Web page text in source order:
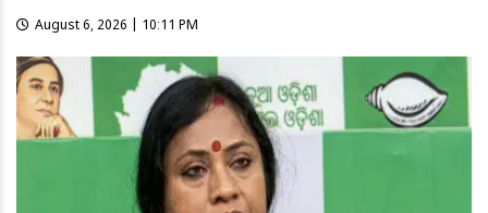
August 6, 2026 | 10:11 PM